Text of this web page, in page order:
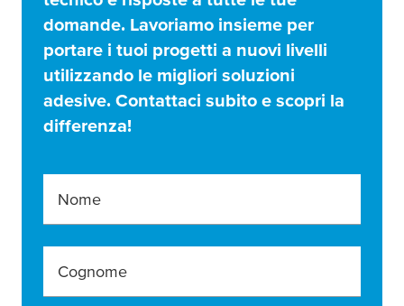
domande. Lavoriamo insieme per
portare i tuoi progetti a nuovi livelli
utilizzando le migliori soluzioni
adesive. Contattaci subito e scopri la
differenza!
Nome
Cognome